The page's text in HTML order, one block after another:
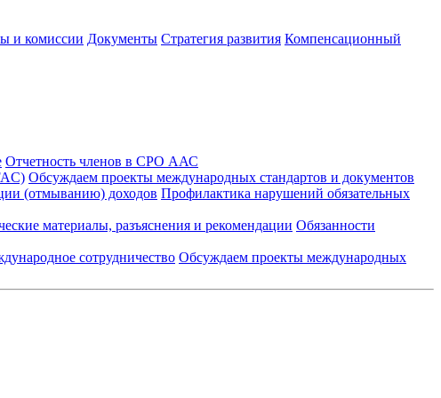
и комиссии Документы Стратегия развития Компенсационный
Отчетность членов в СРО ААС
Обсуждаем проекты международных стандартов и документов
(отмыванию) доходов Профилактика нарушений обязательных
материалы, разъяснения и рекомендации Обязанности
сотрудничество Обсуждаем проекты международных